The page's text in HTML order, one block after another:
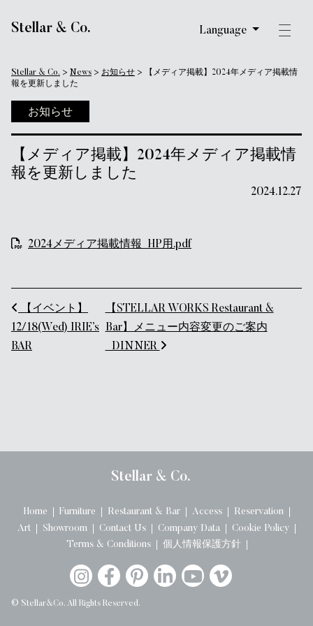
Stellar & Co. Language
Stellar & Co. > News > お知らせ >
【メディア掲載】2024年メディア掲載情
報を更新しました
お知らせ
【メディア掲載】2024年メディア掲載情
報を更新しました
2024.12.27
2024メディア掲載情報_HP用.pdf
投稿ナビゲーション
【イベント】
12/18(Wed) IRIE’s
BAR
【STELLAR WORKS Restaurant &
Bar】メニュー内容変更のご案内
_DINNER
Stellar & Co.
Home Furniture Restaurant & Bar Access
Reservation
Art
Showroom Contact Us Company Data
Cookie Policy
Terms & Conditions
個人情報保護方針
© Stellar&Co. All Rights Reserved.